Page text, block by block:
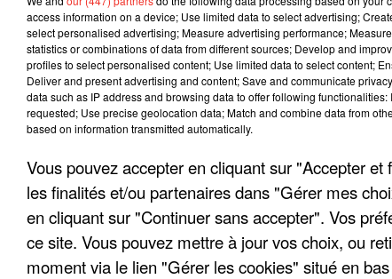
tenu du refus du dépôt de cookies que vous avez
nous donner votre accord en cliquant sur le bouton ci-
Afficher l'élément
access information on a device; Use limited data to select advertising;
select personalised advertising; Measure advertising performance;
statistics or combinations of data from different sources; Develop and
profiles to select personalised content; Use limited data to select content;
Deliver and present advertising and content; Save and communicate
data such as IP address and browsing data to offer following
requested; Use precise geolocation data; Match and combine data from
based on information transmitted automatically.
Vous pouvez accepter en cliquant sur "Accepter
les finalités et/ou partenaires dans "Gérer mes
en cliquant sur "Continuer sans accepter". Vos
ce site. Vous pouvez mettre à jour vos choix, ou
moment via le lien "Gérer les cookies" situé en